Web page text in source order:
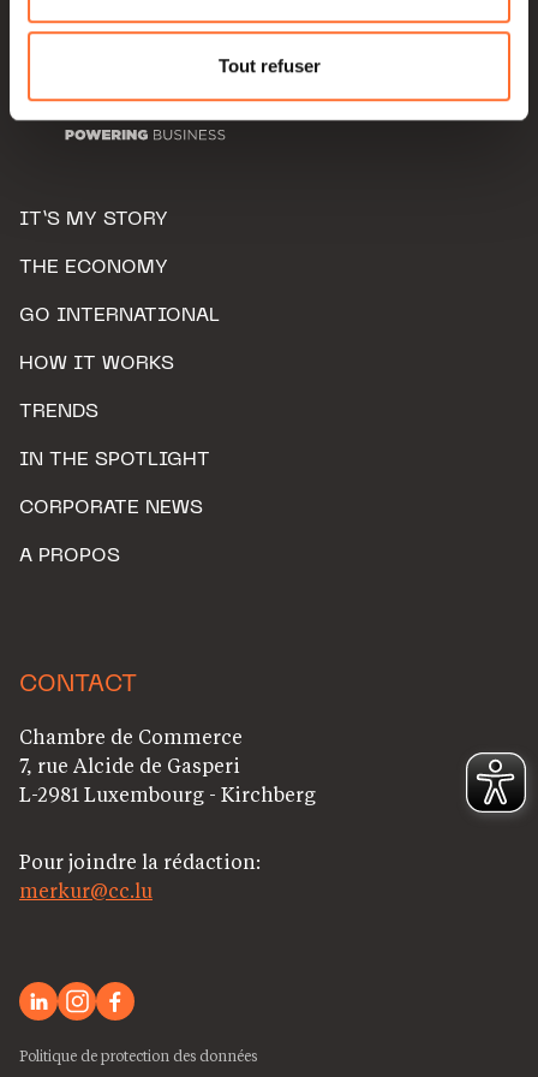
Pour de plus amples informations sur la manière dont
nous utilisons lescookies et sommes amenés à traiter
Charte d’usage des cookieset notrePolitique de
Tout refuser
IT’S MY STORY
THE ECONOMY
GO INTERNATIONAL
HOW IT WORKS
TRENDS
IN THE SPOTLIGHT
CORPORATE NEWS
A PROPOS
CONTACT
Chambre de Commerce
7, rue Alcide de Gasperi
L-2981 Luxembourg - Kirchberg
Pour joindre la rédaction:
merkur@cc.lu
Politique de protection des données